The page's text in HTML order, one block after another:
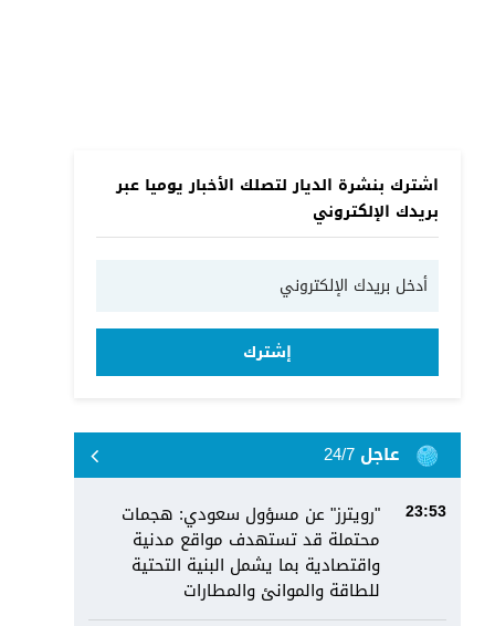
اشترك بنشرة الديار لتصلك الأخبار يوميا عبر
بريدك الإلكتروني
إشترك
عاجل 24/7
23:53
"رويترز" عن مسؤول سعودي: هجمات
محتملة قد تستهدف مواقع مدنية
واقتصادية بما يشمل البنية التحتية
للطاقة والموانئ والمطارات